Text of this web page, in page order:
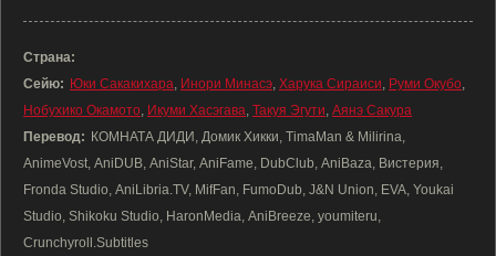
Страна:
Сейю: Юки Сакакихара, Инори Минасэ, Харука Сираиси, Руми Окубо,
Нобухико Окамото, Икуми Хасэгава, Такуя Эгути, Аянэ Сакура
Перевод: КОМНАТА ДИДИ, Домик Хикки, TimaMan & Milirina,
AnimeVost, AniDUB, AniStar, AniFame, DubClub, AniBaza, Вистерия,
Fronda Studio, AniLibria.TV, MifFan, FumoDub, J&N Union, EVA, Youkai
Studio, Shikoku Studio, HaronMedia, AniBreeze, youmiteru,
Crunchyroll.Subtitles